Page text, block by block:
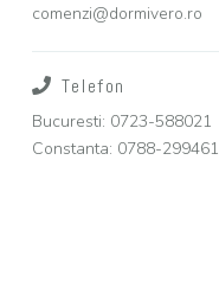
comenzi@dormivero.ro
Telefon
Bucuresti: 0723-588021
Constanta: 0788-299461